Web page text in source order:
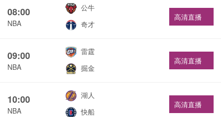
08:00
NBA
公牛
奇才
高清直播
09:00
NBA
雷霆
掘金
高清直播
10:00
NBA
湖人
快船
高清直播